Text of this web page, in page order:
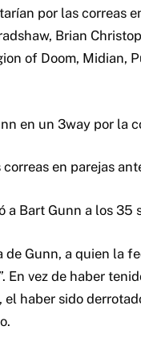
por las correas
Brian
of Doom, Midian,
en un 3way por la
en parejas
a Bart Gunn a los 35
Gunn, a quien la
vez de haber
haber sido